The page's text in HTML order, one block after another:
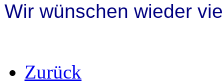
Wir wünschen wieder
Zurück